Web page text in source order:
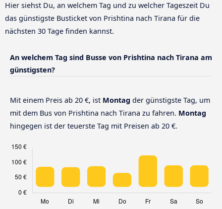
Hier siehst Du, an welchem Tag und zu welcher Tageszeit Du
das günstigste Busticket von Prishtina nach Tirana für die
nächsten 30 Tage finden kannst.
An welchem Tag sind Busse von Prishtina nach Tirana am
günstigsten?
Mit einem Preis ab 20 €, ist Montag der günstigste Tag, um
mit dem Bus von Prishtina nach Tirana zu fahren. Montag
hingegen ist der teuerste Tag mit Preisen ab 20 €.